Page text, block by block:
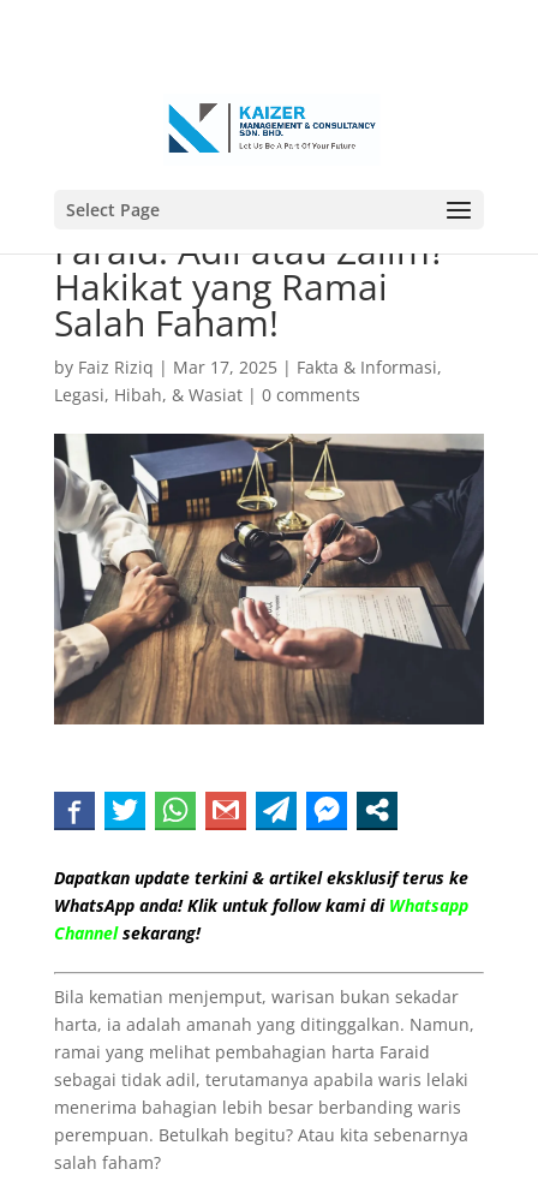
Select Page
Faraid: Adil atau Zalim?
Hakikat yang Ramai
Salah Faham!
by Faiz Riziq | Mar 17, 2025| Fakta & Informasi,
Legasi, Hibah, & Wasiat| 0 comments
Dapatkan update terkini & artikel eksklusif terus ke
WhatsApp anda! Klik untuk follow kami di Whatsapp
Channel sekarang!
Bila kematian menjemput, warisan bukan sekadar
harta, ia adalah amanah yang ditinggalkan. Namun,
ramai yang melihat pembahagian harta Faraid
sebagai tidak adil, terutamanya apabila waris lelaki
menerima bahagian lebih besar berbanding waris
perempuan. Betulkah begitu? Atau kita sebenarnya
salah faham?